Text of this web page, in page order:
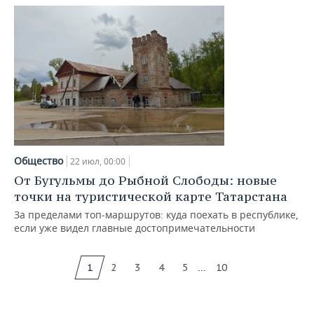
Общество 22 июл, 00:00
От Бугульмы до Рыбной Слободы: новые
точки на туристической карте Татарстана
За пределами топ‑маршрутов: куда поехать в республике,
если уже видел главные достопримечательности
1 2 3 4 5 ... 10